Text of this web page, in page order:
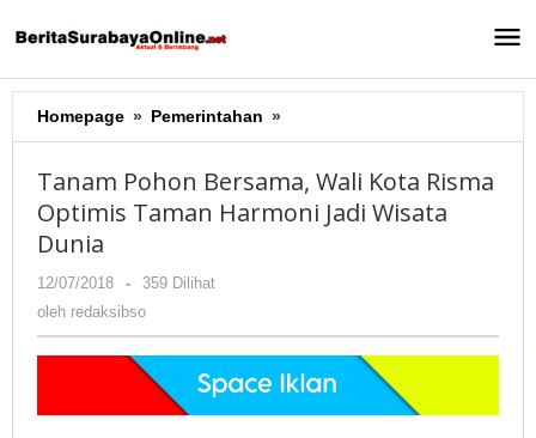
ke
Homepage » Pemerintahan »
Pohon
Wali
Kota
Jadi
Dunia
Tanam Pohon Bersama, Wali Kota Risma
Optimis Taman Harmoni Jadi Wisata
Dunia
12/07/2018
oleh
redaksibso
-
359 Dilihat
oleh redaksibso